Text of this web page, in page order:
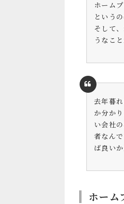
ホーム
という
そして
うなこ
去年暮
か分か
い会社
者なん
ば良い
ホーム